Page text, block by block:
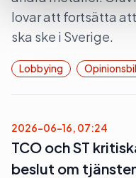
lovar att fortsätta
ska ske i Sverige.
Lobbying
2026-06-16, 07:24
TCO och ST
beslut om